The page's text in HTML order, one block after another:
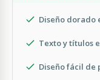
Diseño dorado
Texto y títulos
Diseño fácil de